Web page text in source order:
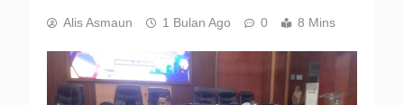
Alis Asmaun 1 Bulan Ago 0 8 Mins